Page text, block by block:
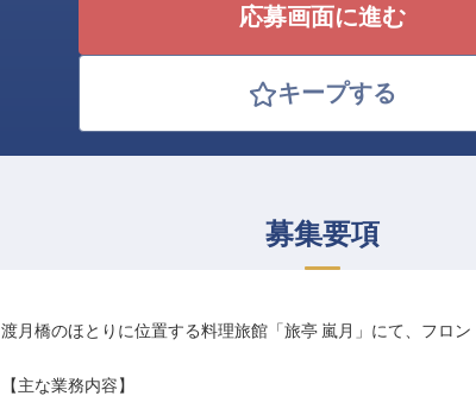
応募画面に進む
キープする
募集要項
渡月橋のほとりに位置する料理旅館「旅亭 嵐月」にて、フロ
【主な業務内容】